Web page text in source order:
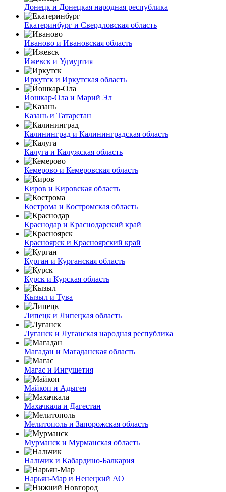
Донецк и Донецкая народная республика
Екатеринбург и Свердловская область
Иваново и Ивановская область
Ижевск и Удмуртия
Иркутск и Иркутская область
Йошкар-Ола и Марий Эл
Казань и Татарстан
Калининград и Калининградская область
Калуга и Калужская область
Кемерово и Кемеровская область
Киров и Кировская область
Кострома и Костромская область
Краснодар и Краснодарский край
Красноярск и Красноярский край
Курган и Курганская область
Курск и Курская область
Кызыл и Тува
Липецк и Липецкая область
Луганск и Луганская народная республика
Магадан и Магаданская область
Магас и Ингушетия
Майкоп и Адыгея
Махачкала и Дагестан
Мелитополь и Запорожская область
Мурманск и Мурманская область
Нальчик и Кабардино-Балкария
Нарьян-Мар и Ненецкий АО